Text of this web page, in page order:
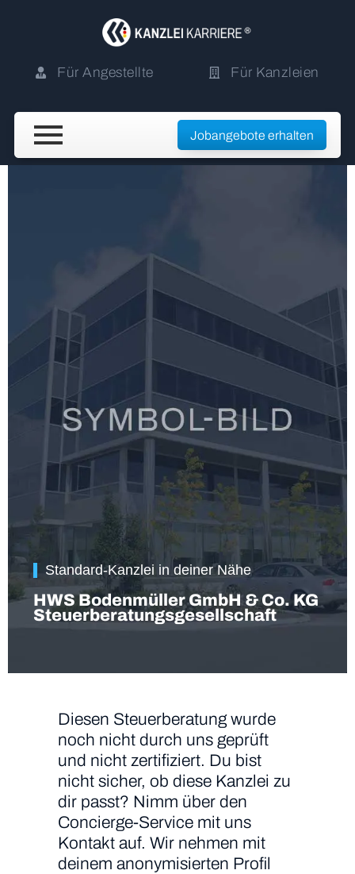
Für Angestellte Für Kanzleien
Jobangebote erhalten
Standard-Kanzlei in deiner Nähe
HWS Bodenmüller GmbH & Co. KG
Steuerberatungsgesellschaft
Diesen Steuerberatung wurde
noch nicht durch uns geprüft
und nicht zertifiziert. Du bist
nicht sicher, ob diese Kanzlei zu
dir passt? Nimm über den
Concierge-Service mit uns
Kontakt auf. Wir nehmen mit
deinem anonymisierten Profil